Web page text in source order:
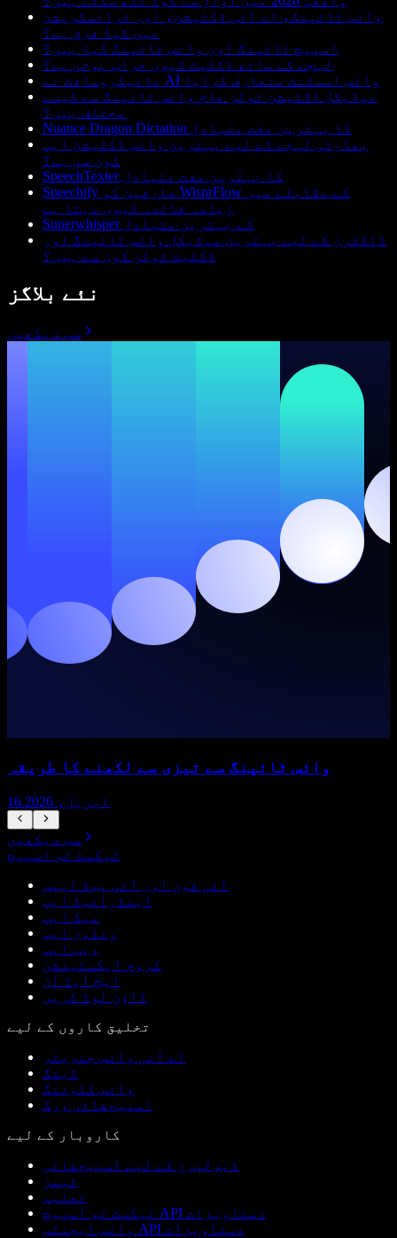
وائس ٹائپنگ، اے آئی ڈکٹیشن، اور ٹرانسکرپشن
میں کیا فرق ہے؟
اسپیچ ٹائپنگ اور وائس ٹائپنگ کیا ہیں؟
لہجے کے ساتھ ڈکٹیٹ کیوں خراب ہوتی ہے؟
مائیکروسافٹ نے AI وائس اسسٹنٹ متعارف کرایا
میڈیکل ڈکٹیشن ٹولز عام وائس ٹائپنگ سے کیسے
مختلف ہیں؟
Nuance Dragon Dictation کا بہترین مفت متبادل
بھارتی لہجے کے لیے بہترین وائس ڈکٹیشن ایپ
کون سی ہے؟
SpeechTexter کا بہترین مفت متبادل
Speechify صارفین کو WisprFlow کے مقابلے میں
زیادہ فائدہ کیوں دیتا ہے
Superwhisper کے بہترین متبادل
ڈاکٹرز کے لیے بہترین میڈیکل وائس ٹائپنگ اور
ڈکٹیٹ ٹولز کون سے ہیں؟
نئے بلاگز
سب دیکھیں
وائس ٹائپنگ سے تیزی سے لکھنے کا طریقہ
16 اپریل، 2026
سب دیکھیں
ٹیکسٹ ٹو اسپیچ
آئی فون اور آئی پیڈ ایپس
اینڈرائیڈ ایپ
میک ایپ
ونڈوز ایپ
ویب ایپ
کروم ایکسٹینشن
ایج ایڈ آن
ڈاؤن لوڈ کریں
تخلیق کاروں کے لیے
اے آئی وائس جنریٹر
ڈبنگ
وائس کلوننگ
اسپیچفائی ورک
کاروبار کے لیے
ڈیولپرز کے لیے اسپیچفائی
ٹیمز
تعلیم
ٹیکسٹ ٹو اسپیچ API دستاویزات
وائس ایجنٹس API دستاویزات